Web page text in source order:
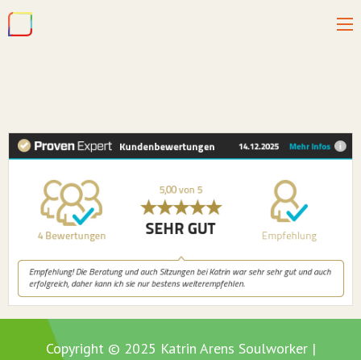
Copyright © 2025 Katrin Arens Soulworker |